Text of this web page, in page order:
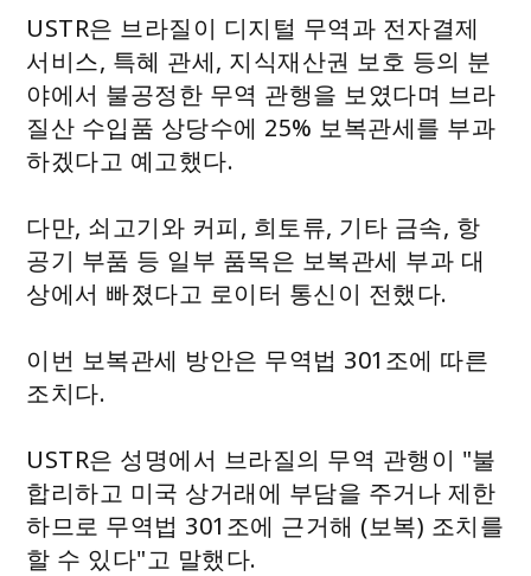
USTR은 브라질이 디지털 무역과 전자결제
서비스, 특혜 관세, 지식재산권 보호 등의 분
야에서 불공정한 무역 관행을 보였다며 브라
질산 수입품 상당수에 25% 보복관세를 부과
하겠다고 예고했다.
다만, 쇠고기와 커피, 희토류, 기타 금속, 항
공기 부품 등 일부 품목은 보복관세 부과 대
상에서 빠졌다고 로이터 통신이 전했다.
이번 보복관세 방안은 무역법 301조에 따른
조치다.
USTR은 성명에서 브라질의 무역 관행이 "불
합리하고 미국 상거래에 부담을 주거나 제한
하므로 무역법 301조에 근거해 (보복) 조치를
할 수 있다"고 말했다.